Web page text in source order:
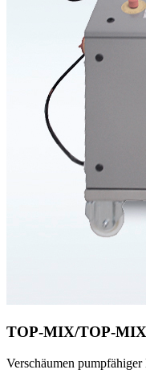
TOP-MIX/TOP-
Verschäumen